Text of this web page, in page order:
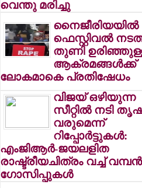
വെന്തു മരിച്ചു
നൈജീരിയയില്‍
ഫെസ്റ്റിവല്‍
തുണി
ആക്രമങ്ങള്‍ക്ക്
ലോകമാകെ പ്രതിഷേധം
വിജയ് ഒഴിയുന്ന
സീറ്റില്‍ നടി
വരുമെന്ന്
റിപ്പോര്‍ട്ടുകള്‍:
എംജിആര്‍-ജയലളിത
രാഷ്ട്രീയചിത്രം വച്ച് വമ്പന്‍
ഗോസിപ്പുകള്‍